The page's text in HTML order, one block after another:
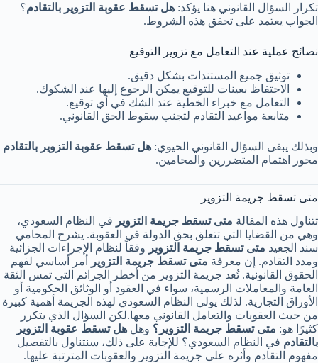
تكرار السؤال القانوني هنا يؤكد: هل تسقط عقوبة التزوير بالتقادم؟
الجواب يعتمد على تحقق هذه الشروط.
نصائح عملية عند التعامل مع تزوير التوقيع
توثيق جميع المستندات بشكل دقيق.
الاحتفاظ بعينات للتوقيع يمكن الرجوع إليها عند الشكوك.
التعامل مع خبراء الخطية عند الشك في أي توقيع.
متابعة مواعيد التقادم لتجنب سقوط الحق القانوني.
وبذلك يبقى السؤال القانوني الحيوي: هل تسقط عقوبة التزوير بالتقادم
محور اهتمام المتضررين والمحامين.
متى تسقط جريمة التزوير
تتناول هذه المقالة متى تسقط جريمة التزوير في النظام السعودي،
وهي من القضايا التي تتعلق بحق الدولة في العقوبة. يشرح المحامي
سند الجعيد متى تسقط جريمة التزوير وفقاً لنظام الإجراءات الجزائية
ومدد التقادم. إن معرفة متى تسقط جريمة التزوير
أمر أساسي لفهم
الحقوق القانونية. تُعد جريمة التزوير من أخطر الجرائم التي تمس الثقة
العامة والمعاملات الرسمية، سواء في العقود أو الوثائق الحكومية أو
الأوراق التجارية. لذلك يولي النظام السعودي لهذه الجريمة أهمية كبيرة
من حيث العقوبات والتعامل القانوني معها.لكن السؤال الذي يتكرر
كثيرًا هو: متى تسقط جريمة التزوير؟ وهل هل تسقط عقوبة التزوير
بالتقادم في النظام السعودي؟ للإجابة على ذلك، سنتناول بالتفصيل
مفهوم التقادم وأثره على جريمة التزوير والعقوبات المترتبة عليها.